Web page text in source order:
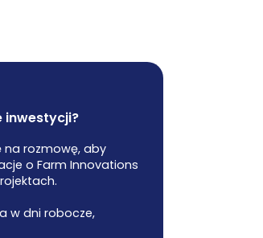
inwestycji?
na rozmowę, aby
o Farm Innovations
w dni robocze,